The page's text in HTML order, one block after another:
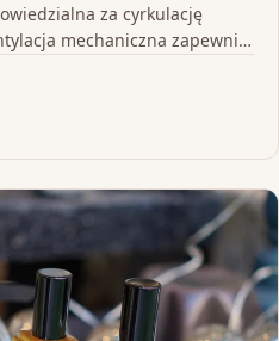
za cyrkulację
mechaniczna zapewnia